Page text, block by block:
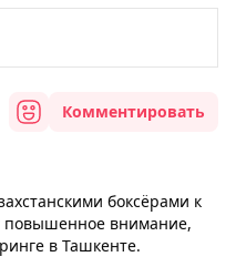
Комментировать
боксёрами к
повышенное внимание,
в Ташкенте.